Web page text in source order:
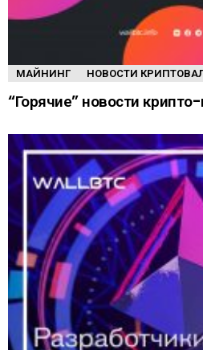
МАЙНИНГ НОВОСТИ
“Горячие” новости